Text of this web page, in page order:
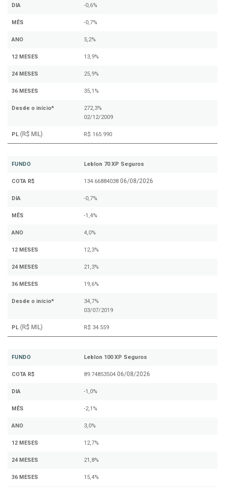
DIA -0,6%
MÊS -0,7%
ANO 5,2%
12 MESES 13,9%
24 MESES 25,9%
36 MESES 35,1%
Desde o início*
272,3%
02/12/2009
PL (R$ MIL) R$ 165.990
FUNDO Leblon 70 XP Seguros
COTA R$ 134.66884038 06/08/2026
DIA -0,7%
MÊS -1,4%
ANO 4,0%
12 MESES 12,3%
24 MESES 21,3%
36 MESES 19,6%
Desde o início*
34,7%
03/07/2019
PL (R$ MIL) R$ 34.559
FUNDO Leblon 100 XP Seguros
COTA R$ 89.74853504 06/08/2026
DIA -1,0%
MÊS -2,1%
ANO 3,0%
12 MESES 12,7%
24 MESES 21,8%
36 MESES 15,4%